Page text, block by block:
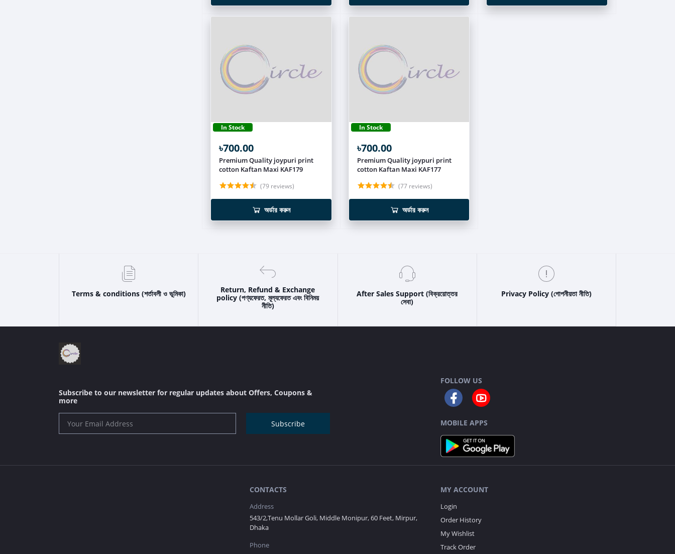
In Stock
৳700.00
Premium Quality joypuri print
cotton Kaftan Maxi KAF179
(79 reviews)
অর্ডার করুন
In Stock
৳700.00
Premium Quality joypuri print
cotton Kaftan Maxi KAF177
(77 reviews)
অর্ডার করুন
Terms & conditions (শর্তাবলী ও ভূমিকা)
Return, Refund & Exchange
policy (পণ্যফেরত, মূল্যফেরত এবং বিনিময়
নীতি)
After Sales Support (বিক্রয়োত্তর
সেবা)
Privacy Policy (গোপনীয়তা নীতি)
Subscribe to our newsletter for regular updates about Offers, Coupons &
more
Subscribe
FOLLOW US
MOBILE APPS
CONTACTS
Address
543/2,Tenu Mollar Goli, Middle Monipur, 60 Feet, Mirpur,
Dhaka
Phone
MY ACCOUNT
Login
Order History
My Wishlist
Track Order